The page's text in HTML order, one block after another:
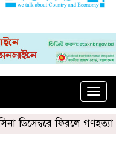
Toggle
ফিরলে গণহত্যার দায়